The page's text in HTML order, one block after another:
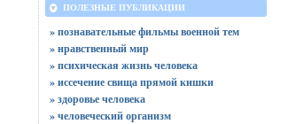
ПОЛЕЗНЫЕ ПУБЛИКАЦИИ
» познавательные фильмы военной тем
» нравственный мир
» психическая жизнь человека
» иссечение свища прямой кишки
» здоровье человека
» человеческий организм